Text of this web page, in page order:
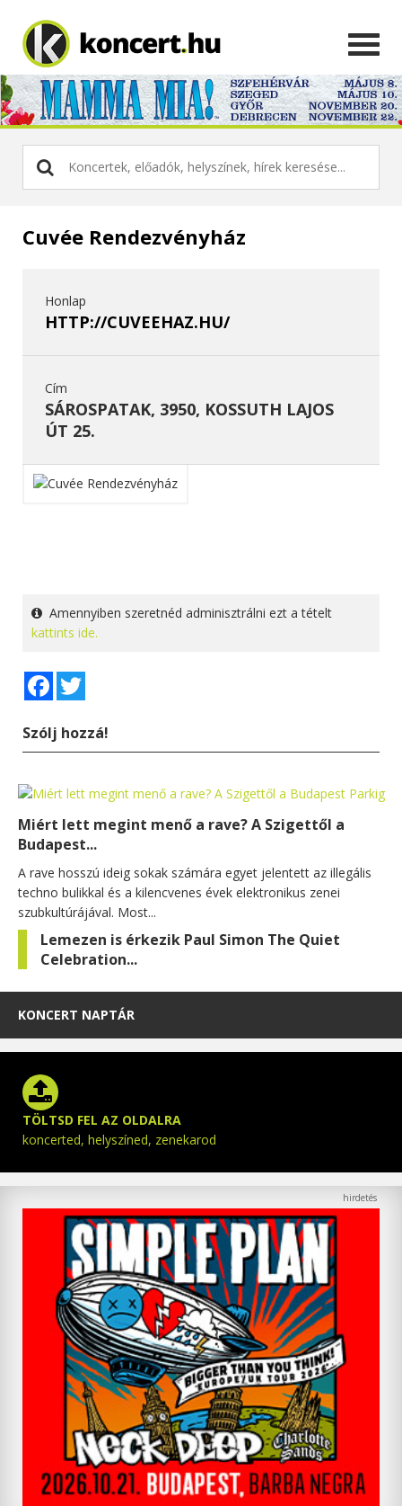
Cuvée Rendezvényház
Honlap
HTTP://CUVEEHAZ.HU/
Cím
SÁROSPATAK, 3950, KOSSUTH LAJOS
ÚT 25.
Amennyiben szeretnéd adminisztrálni ezt a tételt
kattints ide.
Facebook
Szólj hozzá!
Miért lett megint menő a rave? A Szigettől a
Budapest...
A rave hosszú ideig sokak számára egyet jelentett az illegális
techno bulikkal és a kilencvenes évek elektronikus zenei
szubkultúrájával. Most...
Lemezen is érkezik Paul Simon The Quiet
Celebration...
KONCERT NAPTÁR
TÖLTSD FEL AZ OLDALRA
koncerted, helyszíned, zenekarod